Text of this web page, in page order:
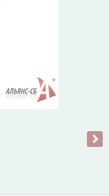
›